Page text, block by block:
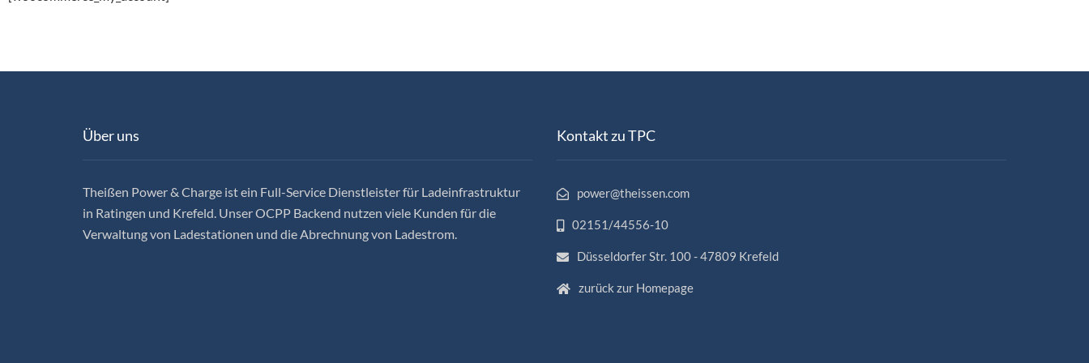
Über uns
Theißen Power & Charge ist ein Full-Service Dienstleister für Ladeinfrastruktur
in Ratingen und Krefeld. Unser OCPP Backend nutzen viele Kunden für die
Verwaltung von Ladestationen und die Abrechnung von Ladestrom.
Kontakt zu TPC
power@theissen.com
02151/44556-10
Düsseldorfer Str. 100 - 47809 Krefeld
zurück zur Homepage